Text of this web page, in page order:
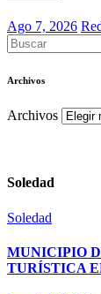
Ago 7, 2026
Archivos
Archivos
Soledad
Soledad
MUNICIPIO
TURÍSTICA